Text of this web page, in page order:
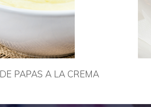
PAPAS A LA CREMA